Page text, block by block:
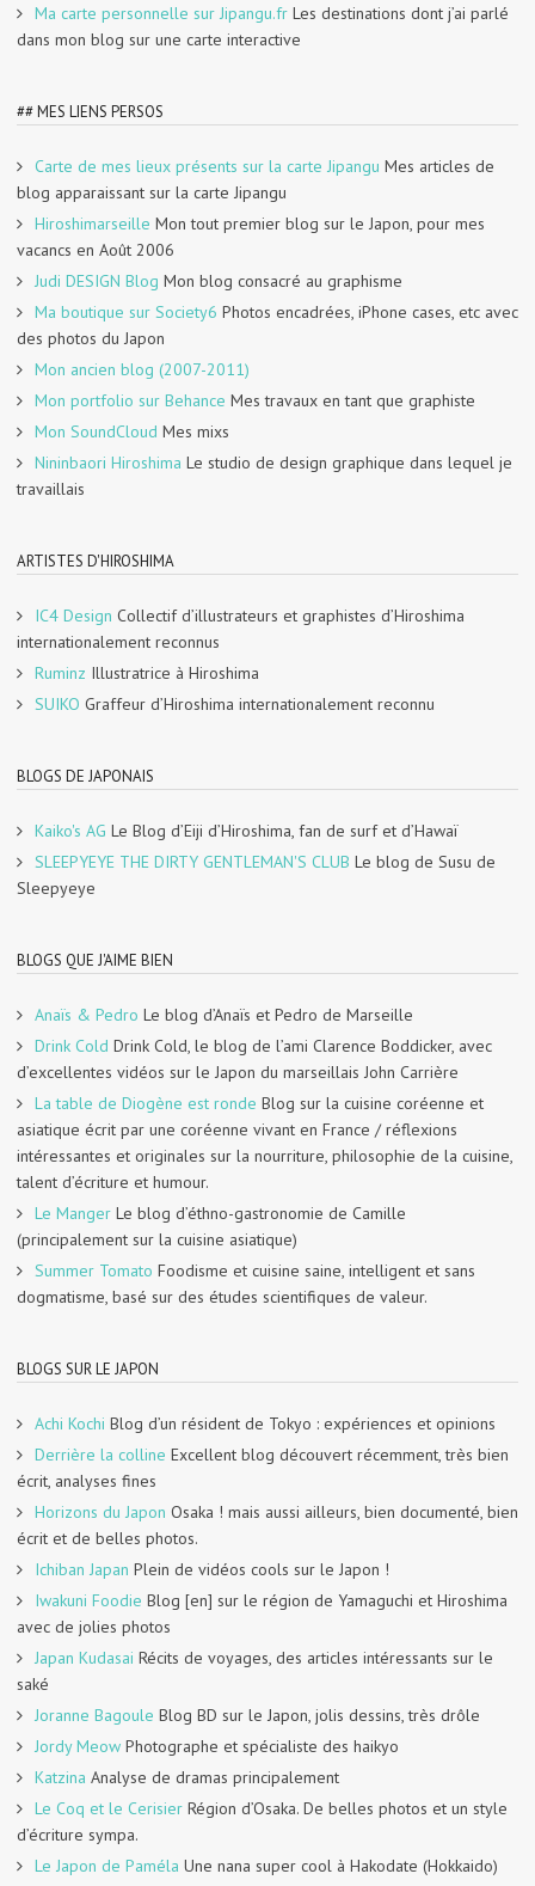
Ma carte personnelle sur Jipangu.fr Les destinations dont j’ai parlé
dans mon blog sur une carte interactive
## MES LIENS PERSOS
Carte de mes lieux présents sur la carte Jipangu Mes articles de
blog apparaissant sur la carte Jipangu
Hiroshimarseille Mon tout premier blog sur le Japon, pour mes
vacancs en Août 2006
Judi DESIGN Blog Mon blog consacré au graphisme
Ma boutique sur Society6 Photos encadrées, iPhone cases, etc avec
des photos du Japon
Mon ancien blog (2007-2011)
Mon portfolio sur Behance Mes travaux en tant que graphiste
Mon SoundCloud Mes mixs
Nininbaori Hiroshima Le studio de design graphique dans lequel je
travaillais
ARTISTES D'HIROSHIMA
IC4 Design Collectif d’illustrateurs et graphistes d’Hiroshima
internationalement reconnus
Ruminz Illustratrice à Hiroshima
SUIKO Graffeur d’Hiroshima internationalement reconnu
BLOGS DE JAPONAIS
Kaiko's AG Le Blog d’Eiji d’Hiroshima, fan de surf et d’Hawaï
SLEEPYEYE THE DIRTY GENTLEMAN'S CLUB Le blog de Susu de
Sleepyeye
BLOGS QUE J'AIME BIEN
Anaïs & Pedro Le blog d’Anaïs et Pedro de Marseille
Drink Cold Drink Cold, le blog de l’ami Clarence Boddicker, avec
d’excellentes vidéos sur le Japon du marseillais John Carrière
La table de Diogène est ronde Blog sur la cuisine coréenne et
asiatique écrit par une coréenne vivant en France / réflexions
intéressantes et originales sur la nourriture, philosophie de la cuisine,
talent d’écriture et humour.
Le Manger Le blog d’éthno-gastronomie de Camille
(principalement sur la cuisine asiatique)
Summer Tomato Foodisme et cuisine saine, intelligent et sans
dogmatisme, basé sur des études scientifiques de valeur.
BLOGS SUR LE JAPON
Achi Kochi Blog d’un résident de Tokyo : expériences et opinions
Derrière la colline Excellent blog découvert récemment, très bien
écrit, analyses fines
Horizons du Japon Osaka ! mais aussi ailleurs, bien documenté, bien
écrit et de belles photos.
Ichiban Japan Plein de vidéos cools sur le Japon !
Iwakuni Foodie Blog [en] sur le région de Yamaguchi et Hiroshima
avec de jolies photos
Japan Kudasai Récits de voyages, des articles intéressants sur le
saké
Joranne Bagoule Blog BD sur le Japon, jolis dessins, très drôle
Jordy Meow Photographe et spécialiste des haikyo
Katzina Analyse de dramas principalement
Le Coq et le Cerisier Région d’Osaka. De belles photos et un style
d’écriture sympa.
Le Japon de Paméla Une nana super cool à Hakodate (Hokkaido)